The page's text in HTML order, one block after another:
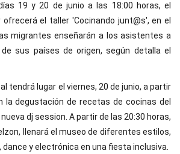
19 y 20 de junio a las 18:00 horas, el
ofrecerá el taller 'Cocinando junt@s', en el
migrantes enseñarán a los asistentes a
sus países de origen, según detalla el
tendrá lugar el viernes, 20 de junio, a partir
la degustación de recetas de cocinas del
dj session. A partir de las 20:30 horas,
llenará el museo de diferentes estilos,
y electrónica en una fiesta inclusiva.